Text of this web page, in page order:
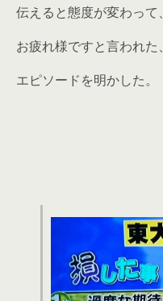
伝えると態度が変わって、
お疲れ様ですと言われた、
エピソードを明かした。